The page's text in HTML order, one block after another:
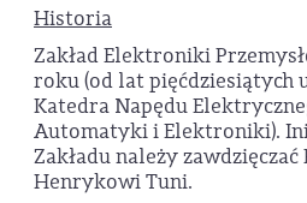
Historia
Zakład Elektroniki
roku (od lat pięćdziesiątych
Katedra Napędu
Automatyki i Elektroniki).
Zakładu należy
Henrykowi Tuni.